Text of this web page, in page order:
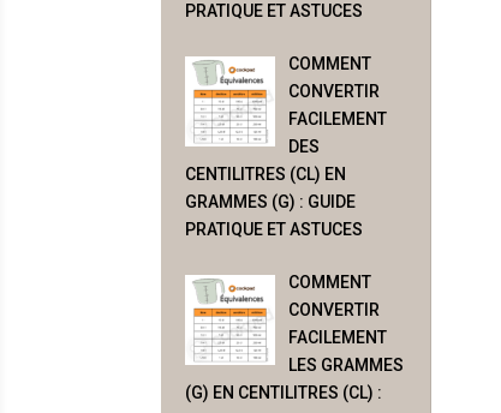
PRATIQUE ET ASTUCES
COMMENT
CONVERTIR
FACILEMENT
DES
CENTILITRES (CL) EN
GRAMMES (G) : GUIDE
PRATIQUE ET ASTUCES
COMMENT
CONVERTIR
FACILEMENT
LES GRAMMES
(G) EN CENTILITRES (CL) :